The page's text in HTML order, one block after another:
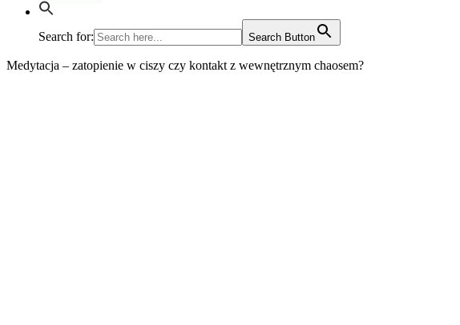
Search for: Search Button
Medytacja – zatopienie w ciszy czy kontakt z wewnętrznym chaosem?